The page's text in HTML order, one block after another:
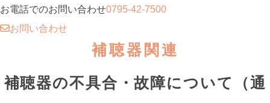
お電話でのお問い合わせ0795-42-7500
お問い合わせ
補聴器関連
補聴器の不具合・故障について（通